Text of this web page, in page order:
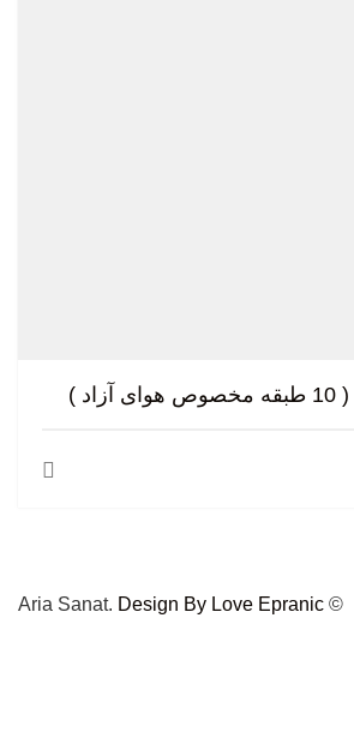
)
© Aria Sanat.
Design By Love Epranic